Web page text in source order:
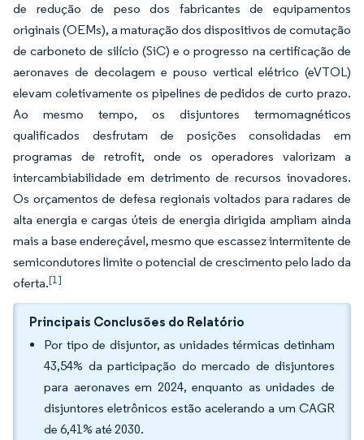
de redução de peso dos fabricantes de equipamentos
originais (OEMs), a maturação dos dispositivos de comutação
de carboneto de silício (SiC) e o progresso na certificação de
aeronaves de decolagem e pouso vertical elétrico (eVTOL)
elevam coletivamente os pipelines de pedidos de curto prazo.
Ao mesmo tempo, os disjuntores termomagnéticos
qualificados desfrutam de posições consolidadas em
programas de retrofit, onde os operadores valorizam a
intercambiabilidade em detrimento de recursos inovadores.
Os orçamentos de defesa regionais voltados para radares de
alta energia e cargas úteis de energia dirigida ampliam ainda
mais a base endereçável, mesmo que escassez intermitente de
semicondutores limite o potencial de crescimento pelo lado da
oferta.[1]
Principais Conclusões do Relatório
Por tipo de disjuntor, as unidades térmicas detinham
43,54% da participação do mercado de disjuntores
para aeronaves em 2024, enquanto as unidades de
disjuntores eletrônicos estão acelerando a um CAGR
de 6,41% até 2030.